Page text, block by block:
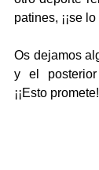
patines, ¡¡se
Os dejamos
y el posterior
¡¡Esto